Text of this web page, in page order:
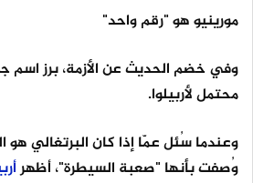
مورينيو هو "رقم واحد"
وفي خضم الحديث عن الأزمة، برز اسم
محتمل لأربيلوا.
وعندما سُئل عمّا إذا كان البرتغالي
وُصفت بأنها "صعبة السيطرة"، أظهر